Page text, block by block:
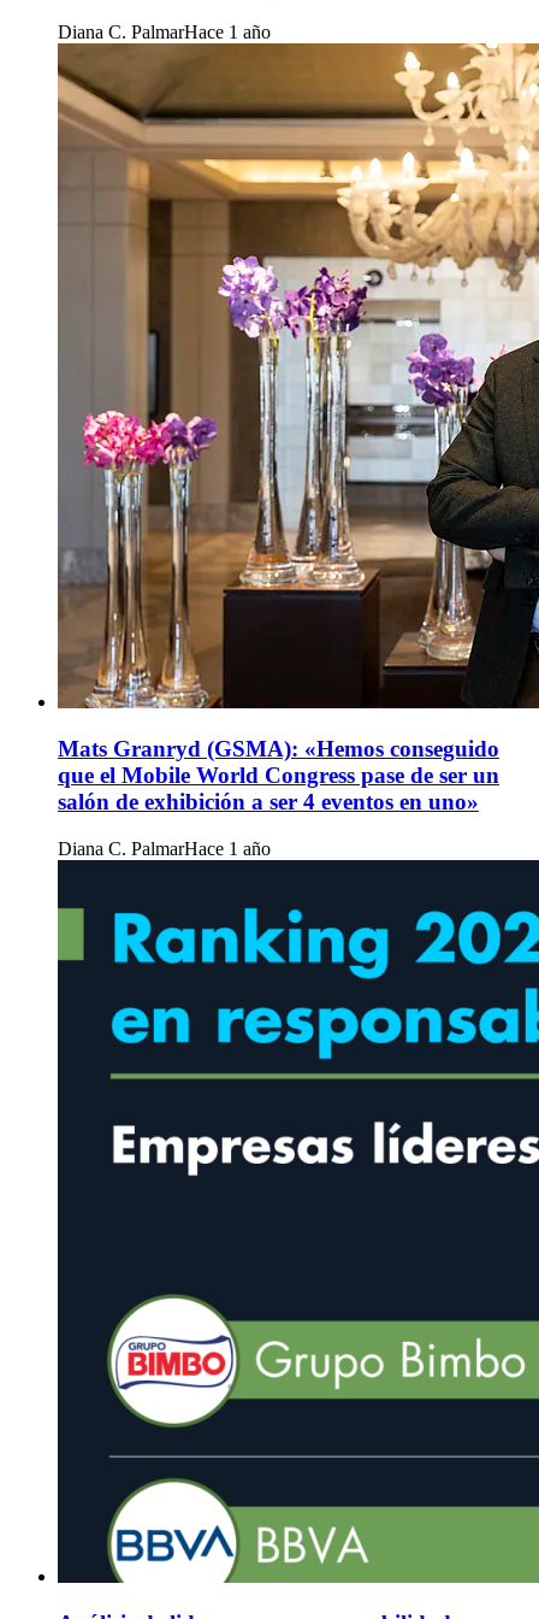
Diana C. PalmarHace 1 año
Mats Granryd (GSMA): «Hemos conseguido
que el Mobile World Congress pase de ser un
salón de exhibición a ser 4 eventos en uno»
Diana C. PalmarHace 1 año